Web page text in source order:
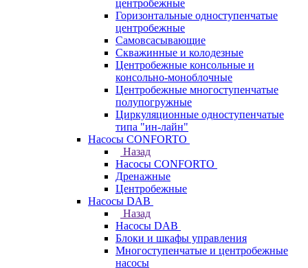
центробежные
Горизонтальные одноступенчатые
центробежные
Самовсасывающие
Скважинные и колодезные
Центробежные консольные и
консольно-моноблочные
Центробежные многоступенчатые
полупогружные
Циркуляционные одноступенчатые
типа "ин-лайн"
Насосы CONFORTO
Назад
Насосы CONFORTO
Дренажные
Центробежные
Насосы DAB
Назад
Насосы DAB
Блоки и шкафы управления
Многоступенчатые и центробежные
насосы